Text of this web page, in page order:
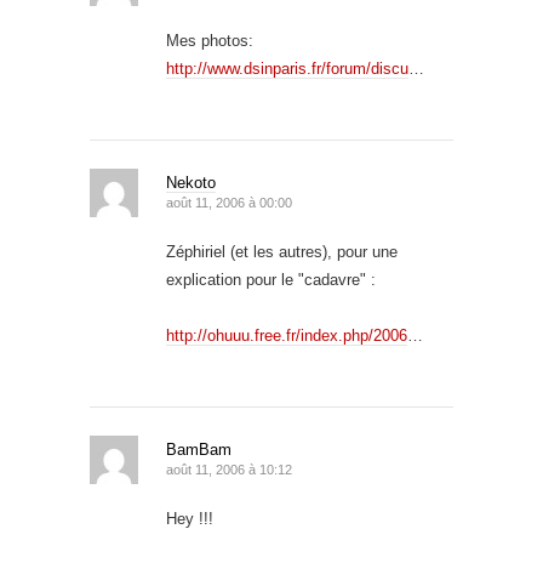
Mes photos:
http://www.dsinparis.fr/forum/discu
Nekoto
août 11, 2006 à 00:00
Zéphiriel (et les autres), pour une
explication pour le "cadavre" :
http://ohuuu.free.fr/index.php/2006
BamBam
août 11, 2006 à 10:12
Hey !!!